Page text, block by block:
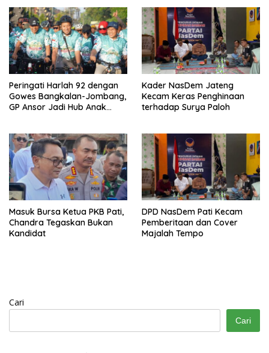
Peringati Harlah 92 dengan
Gowes Bangkalan-Jombang,
GP Ansor Jadi Hub Anak
Kader NasDem Jateng
Kecam Keras Penghinaan
terhadap Surya Paloh
Masuk Bursa Ketua PKB Pati,
Chandra Tegaskan Bukan
Kandidat
DPD NasDem Pati Kecam
Pemberitaan dan Cover
Majalah Tempo
Cari
Cari